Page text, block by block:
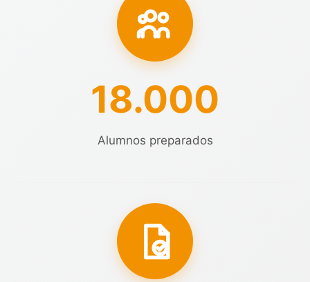
18.000
Alumnos preparados